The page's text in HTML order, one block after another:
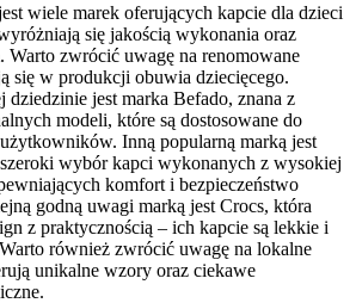
wiele marek oferujących kapcie dla dzieci
się jakością wykonania oraz
Warto zwrócić uwagę na renomowane
się w produkcji obuwia dziecięcego.
jest marka Befado, znana z
modeli, które są dostosowane do
Inną popularną marką jest
wybór kapci wykonanych z wysokiej
komfort i bezpieczeństwo
godną uwagi marką jest Crocs, która
z praktycznością – ich kapcie są lekkie i
również zwrócić uwagę na lokalne
unikalne wzory oraz ciekawe